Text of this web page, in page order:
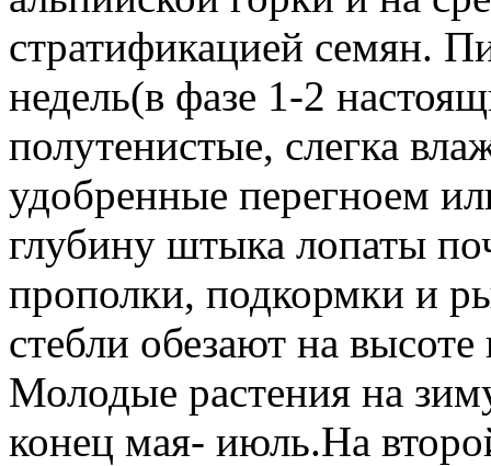
стратификацией семян.
недель(в фазе 1-2
полутенистые, слегка
удобренные перегноем
глубину штыка лопаты
прополки, подкормки и
стебли обезают на
Молодые растения на
конец мая- июль.На